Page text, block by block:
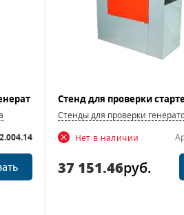
Стенды для проверки
Нет в наличии
37 151.46руб.